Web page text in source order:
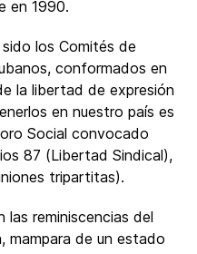
en 1990.
los Comités de
conformados en
la libertad de expresión
en nuestro país es
Social convocado
87 (Libertad Sindical),
tripartitas).
reminiscencias del
mampara de un estado